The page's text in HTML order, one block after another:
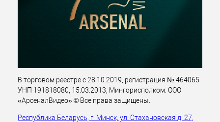
В торговом реестре с 28.10.2019, регистрация № 464065.
УНП 191818080, 15.03.2013, Мингорисполком. ООО
«АрсеналВидео» © Все права защищены.
Республика Беларусь, г. Минск, ул. Стахановская д. 27,